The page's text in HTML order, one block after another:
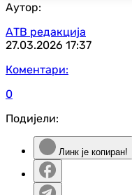
Аутор:
АТВ редакција
27.03.2026 17:37
Коментари:
0
Подијели:
Линк је копиран!